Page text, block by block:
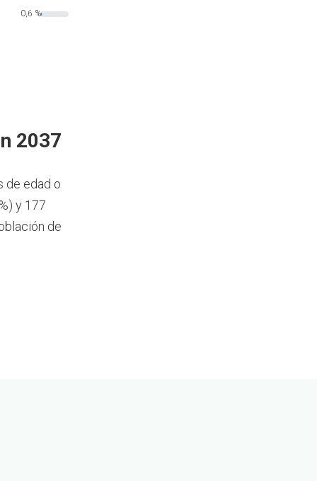
0,6 %
2037
de edad o
y 177
de